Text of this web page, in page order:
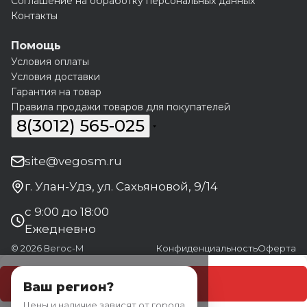
Контакты
Помощь
Условия оплаты
Условия доставки
Гарантия на товар
Правила продажи товаров для покупателей
8(3012) 565-025
site@vegosm.ru
г. Улан-Удэ, ул. Сахьяновой, 9/14
с 9:00 до 18:00
Ежедневно
© 2026 Вегос-М КонфиденциальностьОферта
Ваш регион?